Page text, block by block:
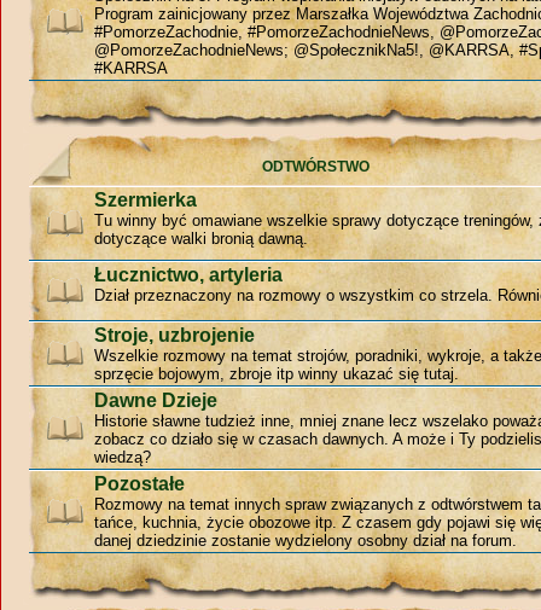
Program zainicjowany przez Marszałka Województwa
#PomorzeZachodnie, #PomorzeZachodnieNews,
@PomorzeZachodnieNews; @SpołecznikNa5!, @KARRSA,
#KARRSA
ODTWÓRSTWO
Szermierka
Tu winny być omawiane wszelkie sprawy dotyczące treningów,
dotyczące walki bronią dawną.
Łucznictwo, artyleria
Dział przeznaczony na rozmowy o wszystkim co strzela.
Stroje, uzbrojenie
Wszelkie rozmowy na temat strojów, poradniki, wykroje, a
sprzęcie bojowym, zbroje itp winny ukazać się tutaj.
Dawne Dzieje
Historie sławne tudzież inne, mniej znane lecz wszelako
zobacz co działo się w czasach dawnych. A może i Ty
wiedzą?
Pozostałe
Rozmowy na temat innych spraw związanych z odtwórstwem
tańce, kuchnia, życie obozowe itp. Z czasem gdy pojawi się
danej dziedzinie zostanie wydzielony osobny dział na forum.